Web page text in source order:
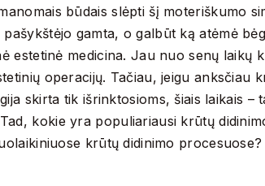
būdais slėpti šį moteriškumo
pašykštėjo gamta, o galbūt ką atėmė
estetinė medicina. Jau nuo senų laikų
operacijų. Tačiau, jeigu anksčiau
skirta tik išrinktosioms, šiais laikais –
kokie yra populiariausi krūtų
krūtų didinimo procesuose?